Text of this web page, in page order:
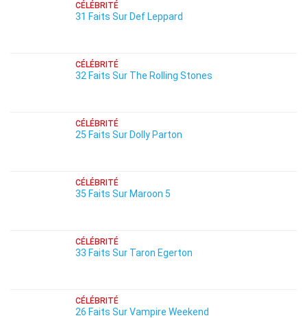
CÉLÉBRITÉ
31 Faits Sur Def Leppard
CÉLÉBRITÉ
32 Faits Sur The Rolling Stones
CÉLÉBRITÉ
25 Faits Sur Dolly Parton
CÉLÉBRITÉ
35 Faits Sur Maroon 5
CÉLÉBRITÉ
33 Faits Sur Taron Egerton
CÉLÉBRITÉ
26 Faits Sur Vampire Weekend